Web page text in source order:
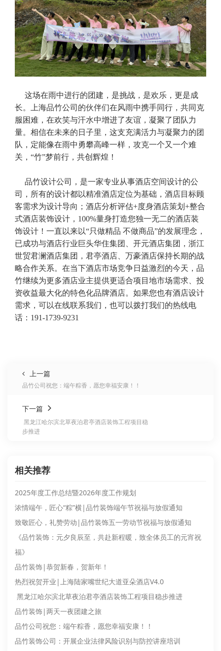
这场在雨中进行的团建，是挑战，是欢乐，更是成
长。上海品竹公司的伙伴们在风雨中携手同行，共同克
服困难，在欢笑与汗水中增进了友谊，凝聚了团队力
量。相信在未来的日子里，这支充满活力与凝聚力的团
队，定能像在雨中勇攀高峰一样，攻克一个又一个难
关，“竹”梦前行，共创辉煌！
品竹设计公司，是一家专业从事酒店空间设计的公
司，所有的设计都以精准酒店定位为基础，酒店目标顾
客需求为设计导向；酒店分析评估+度身酒店策划+整合
式酒店装饰设计，100%量身打造您独一无二的酒店装
饰设计！ 一直以来以“只做精品 不做商品”的发展理念，
已成功与酒店行业巨头华住集团、开元酒店集团，浙江
世贸君澜酒店集团，君亭酒店、万豪酒店保持长期的战
略合作关系。在当下酒店市场竞争日益激烈的今天，品
竹继续为更多酒店业主提供更适合项目地市场需求、投
资收益最大化的特色化品牌酒店。如果您也有酒店设计
需求，可以在线联系我们，也可以拨打我们的热线电
话：191-1739-9231
上一篇
品竹公司祝您：端午粽香，愿您幸福安康！！
下一篇
黑龙江哈尔滨​北草夜泊君亭酒店装饰工程项目稳
步推进​
相关推荐
2025年度工作总结暨2026年度工作规划
浓情端午，匠心“粽”横|品竹装饰端午节祝福与放假通知
致敬匠心，礼赞劳动|品竹装饰五一劳动节祝福与放假通知
《品竹装饰：元夕良辰至，共赴新程暖，致全体员工的元宵祝
福》
品竹装饰|恭贺新春，贺新年！
热烈祝贺开业|上海陆家嘴世纪大道亚朵酒店V4.0
黑龙江哈尔滨​北草夜泊君亭酒店装饰工程项目稳步推进​
品竹装饰|两天一夜团建之旅
品竹公司祝您：端午粽香，愿您幸福安康！！
品竹装饰公司：开展企业法律风险识别与防控讲座培训